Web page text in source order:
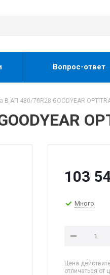
Вопрос-ответ
В АП 480/70R28 GOODYEAR
103
Много
Цена
отличаться от